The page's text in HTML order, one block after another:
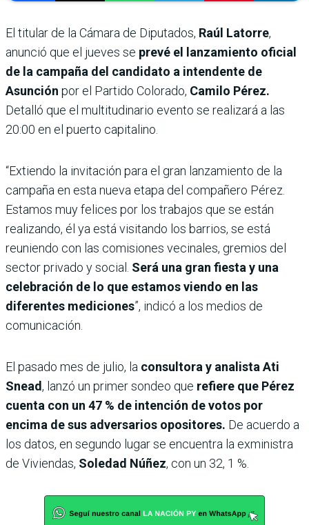
El titular de la Cámara de Diputados, Raúl Latorre,
anunció que el jueves se prevé el lanzamiento oficial
de la campaña del candidato a intendente de
Asunción por el Partido Colorado, Camilo Pérez.
Detalló que el multitudinario evento se realizará a las
20:00 en el puerto capitalino.
“Extiendo la invitación para el gran lanzamiento de la
campaña en esta nueva etapa del compañero Pérez.
Estamos muy felices por los trabajos que se están
realizando, él ya está visitando los barrios, se está
reuniendo con las comisiones vecinales, gremios del
sector privado y social. Será una gran fiesta y una
celebración de lo que estamos viendo en las
diferentes mediciones”, indicó a los medios de
comunicación.
El pasado mes de julio, la consultora y analista Ati
Snead, lanzó un primer sondeo que refiere que Pérez
cuenta con un 47 % de intención de votos por
encima de sus adversarios opositores. De acuerdo a
los datos, en segundo lugar se encuentra la exministra
de Viviendas, Soledad Núñez, con un 32, 1 %.